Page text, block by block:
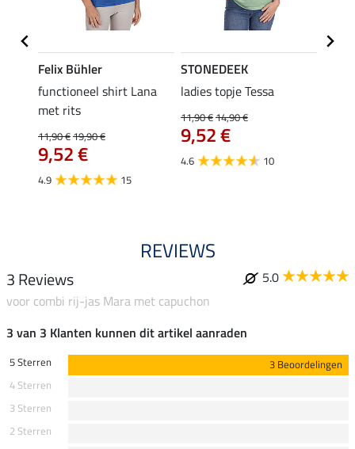
Felix Bühler
functioneel shirt Lana
met rits
11,90 €19,90 €
9,52 €
4.9 15
STONEDEEK
ladies topje Tessa
11,90 €14,90 €
9,52 €
4.6 10
REVIEWS
3 Reviews
5.0
voor combi rij-jas Mara met capuchon
3 van 3 Klanten kunnen dit artikel aanraden
5 Sterren
3 Beoordelingen
4 Sterren
3 Sterren
2 Sterren